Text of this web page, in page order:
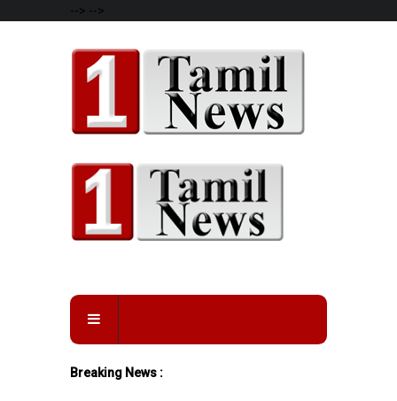
--> -->
Breaking News :